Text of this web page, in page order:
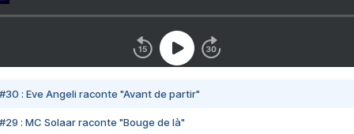
#30 : Eve Angeli raconte "Avant de partir"
#29 : MC Solaar raconte "Bouge de là"